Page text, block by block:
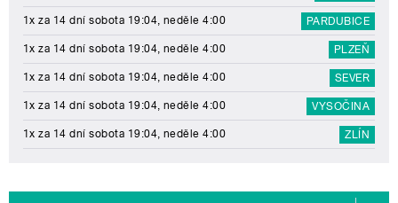
1x za 14 dní sobota 19:04, neděle 4:00 PARDUBICE
1x za 14 dní sobota 19:04, neděle 4:00 PLZEŇ
1x za 14 dní sobota 19:04, neděle 4:00 SEVER
1x za 14 dní sobota 19:04, neděle 4:00 VYSOČINA
1x za 14 dní sobota 19:04, neděle 4:00 ZLÍN